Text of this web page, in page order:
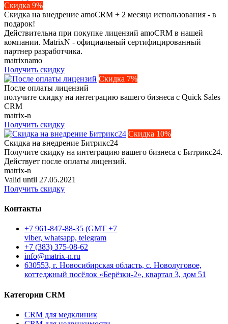
Скидка 9%
Скидка на внедрение amoCRM + 2 месяца использования - в
подарок!
Действительна при покупке лицензий amoCRM в нашей
компании. MatrixN - официальный сертифицированный
партнер разработчика.
matrixnamo
Получить скидку
Скидка 7%
После оплаты лицензий
получите скидку на интеграцию вашего бизнеса с Quick Sales
CRM
matrix-n
Получить скидку
Скидка 10%
Скидка на внедрение Битрикс24
Получите скидку на интеграцию вашего бизнеса с Битрикс24.
Действует после оплаты лицензий.
matrix-n
Valid until 27.05.2021
Получить скидку
Контакты
+7 961-847-88-35 (GMT +7
viber, whatsapp, telegram
+7 (383) 375-08-62
info@matrix-n.ru
630553, г. Новосибирская область, с. Новолуговое,
коттеджный посёлок «Берёзки-2», квартал 3, дом 51
Категории CRM
CRM для медклиник